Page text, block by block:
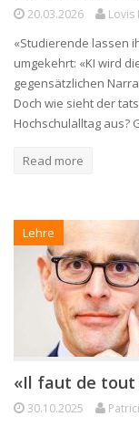
20.03.2026 Lovis
«Studierende lassen
umgekehrt: «KI wird
gegensätzlichen
Doch wie sieht der
Hochschulalltag aus?
Read more
Lehre
«Il faut de tout
30.10.2025